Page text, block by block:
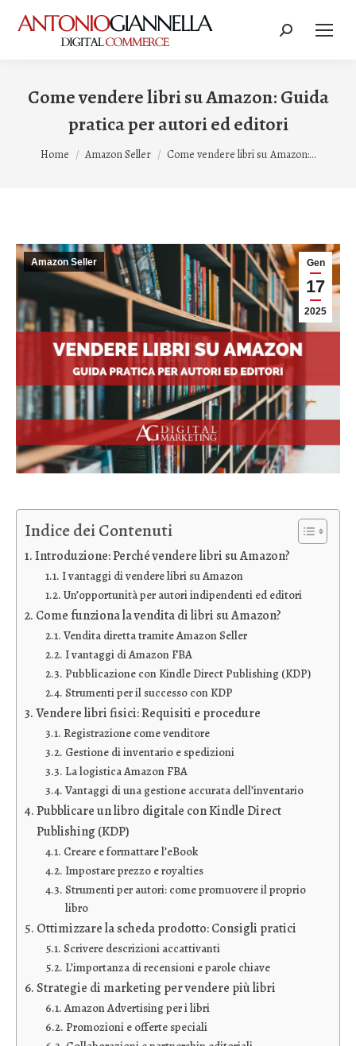
Cerca:
Come vendere libri su Amazon: Guida
pratica per autori ed editori
Tu sei qui:
Home Amazon Seller Come vendere libri su Amazon:…
Gen
17
2025
Amazon Seller
Indice dei Contenuti
Introduzione: Perché vendere libri su Amazon?
I vantaggi di vendere libri su Amazon
Un’opportunità per autori indipendenti ed editori
Come funziona la vendita di libri su Amazon?
Vendita diretta tramite Amazon Seller
I vantaggi di Amazon FBA
Pubblicazione con Kindle Direct Publishing (KDP)
Strumenti per il successo con KDP
Vendere libri fisici: Requisiti e procedure
Registrazione come venditore
Gestione di inventario e spedizioni
La logistica Amazon FBA
Vantaggi di una gestione accurata dell’inventario
Pubblicare un libro digitale con Kindle Direct
Publishing (KDP)
Creare e formattare l’eBook
Impostare prezzo e royalties
Strumenti per autori: come promuovere il proprio
libro
Ottimizzare la scheda prodotto: Consigli pratici
Scrivere descrizioni accattivanti
L’importanza di recensioni e parole chiave
Strategie di marketing per vendere più libri
Amazon Advertising per i libri
Promozioni e offerte speciali